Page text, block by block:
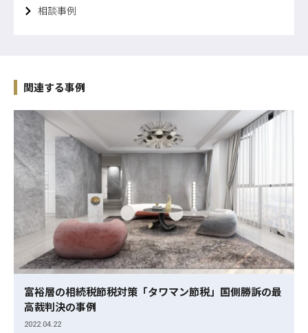
相談事例
関連する事例
富裕層の相続税節税対策「タワマン節税」国側勝訴の最
高裁判決の事例
2022.04.22